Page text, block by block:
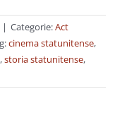
| Categorie:Act
cinema statunitense,
,storia statunitense,